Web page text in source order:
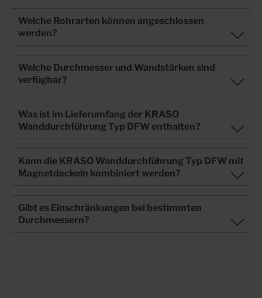
Positionierung und hilft, Fehler zu vermeiden + Nach
Fertigstellung verbleibt der KRASO Magnetdeckel als
Welche Rohrarten können angeschlossen
werden?
Welche Durchmesser und Wandstärken sind
verfügbar?
Was ist im Lieferumfang der KRASO
Wanddurchführung Typ DFW enthalten?
Kann die KRASO Wanddurchführung Typ DFW mit
Magnetdeckeln kombiniert werden?
Gibt es Einschränkungen bei bestimmten
Durchmessern?